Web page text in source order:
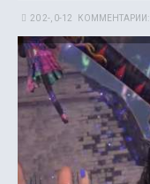
20 2-, 0-12 КОММЕНТАРИИ: